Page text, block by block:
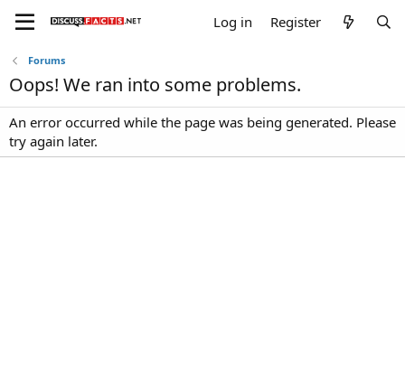
Log in Register
Forums
Oops! We ran into some problems.
An error occurred while the page was being generated. Please
try again later.